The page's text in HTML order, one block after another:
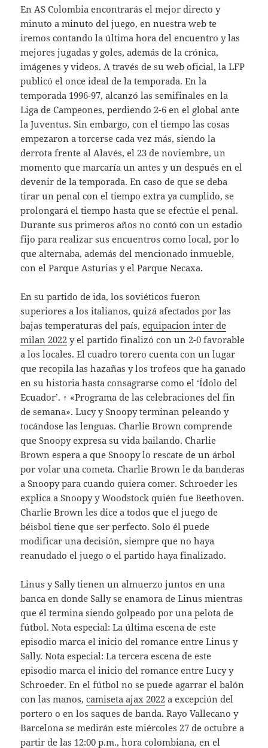
En AS Colombia encontrarás el mejor directo y
minuto a minuto del juego, en nuestra web te
iremos contando la última hora del encuentro y las
mejores jugadas y goles, además de la crónica,
imágenes y videos. A través de su web oficial, la LFP
publicó el once ideal de la temporada. En la
temporada 1996-97, alcanzó las semifinales en la
Liga de Campeones, perdiendo 2-6 en el global ante
la Juventus. Sin embargo, con el tiempo las cosas
empezaron a torcerse cada vez más, siendo la
derrota frente al Alavés, el 23 de noviembre, un
momento que marcaría un antes y un después en el
devenir de la temporada. En caso de que se deba
tirar un penal con el tiempo extra ya cumplido, se
prolongará el tiempo hasta que se efectúe el penal.
Durante sus primeros años no contó con un estadio
fijo para realizar sus encuentros como local, por lo
que alternaba, además del mencionado inmueble,
con el Parque Asturias y el Parque Necaxa.
En su partido de ida, los soviéticos fueron
superiores a los italianos, quizá afectados por las
bajas temperaturas del país,equipacion inter de
milan 2022 y el partido finalizó con un 2-0 favorable
a los locales. El cuadro torero cuenta con un lugar
que recopila las hazañas y los trofeos que ha ganado
en su historia hasta consagrarse como el ‘Ídolo del
Ecuador’. ↑ «Programa de las celebraciones del fin
de semana». Lucy y Snoopy terminan peleando y
tocándose las lenguas. Charlie Brown comprende
que Snoopy expresa su vida bailando. Charlie
Brown espera a que Snoopy lo rescate de un árbol
por volar una cometa. Charlie Brown le da banderas
a Snoopy para cuando quiera comer. Schroeder les
explica a Snoopy y Woodstock quién fue Beethoven.
Charlie Brown les dice a todos que el juego de
béisbol tiene que ser perfecto. Solo él puede
modificar una decisión, siempre que no haya
reanudado el juego o el partido haya finalizado.
Linus y Sally tienen un almuerzo juntos en una
banca en donde Sally se enamora de Linus mientras
que él termina siendo golpeado por una pelota de
fútbol. Nota especial: La última escena de este
episodio marca el inicio del romance entre Linus y
Sally. Nota especial: La tercera escena de este
episodio marca el inicio del romance entre Lucy y
Schroeder. En el fútbol no se puede agarrar el balón
con las manos,camiseta ajax 2022 a excepción del
portero o en los saques de banda. Rayo Vallecano y
Barcelona se medirán este miércoles 27 de octubre a
partir de las 12:00 p.m., hora colombiana, en el